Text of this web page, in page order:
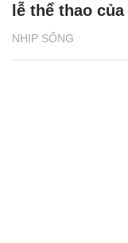
NHỊP SỐNG
lễ thể thao